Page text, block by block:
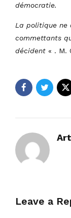
démocratie.
La politique ne
commettants
décident « . M.
Leave a